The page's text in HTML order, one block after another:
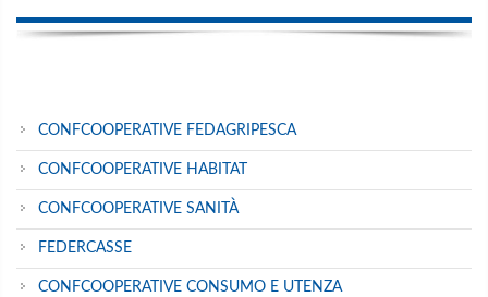
CONFCOOPERATIVE FEDAGRIPESCA
CONFCOOPERATIVE HABITAT
CONFCOOPERATIVE SANITÀ
FEDERCASSE
CONFCOOPERATIVE CONSUMO E UTENZA